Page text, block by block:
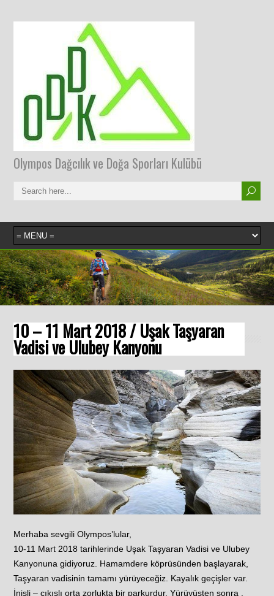
Olympos Dağcılık ve Doğa Sporları Kulübü
10 – 11 Mart 2018 / Uşak Taşyaran
Vadisi ve Ulubey Kanyonu
Merhaba sevgili Olympos’lular,
10-11 Mart 2018 tarihlerinde Uşak Taşyaran Vadisi ve Ulubey
Kanyonuna gidiyoruz. Hamamdere köprüsünden başlayarak,
Taşyaran vadisinin tamamı yürüyeceğiz. Kayalık geçişler var.
İnişli – çıkışlı orta zorlukta bir parkurdur. Yürüyüşten sonra ,